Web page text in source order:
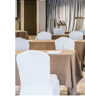
称呼:
先生
女士